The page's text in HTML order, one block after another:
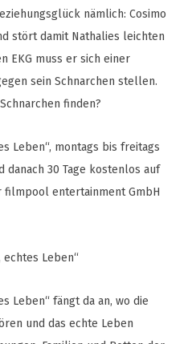
nämlich: Cosimo
stört damit Nathalies leichten
EKG muss er sich einer
sein Schnarchen stellen.
finden?
Leben“, montags bis freitags
danach 30 Tage kostenlos auf
filmpool entertainment GmbH
echtes Leben“
Leben“ fängt da an, wo die
und das echte Leben